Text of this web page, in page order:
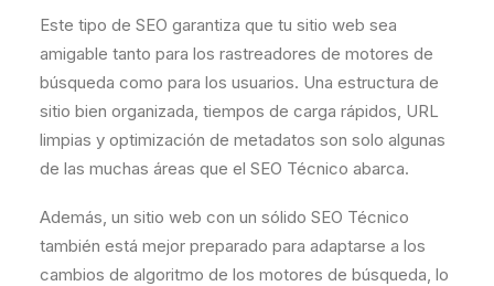
Este tipo de SEO garantiza que tu sitio web sea
amigable tanto para los rastreadores de motores de
búsqueda como para los usuarios. Una estructura de
sitio bien organizada, tiempos de carga rápidos, URL
limpias y optimización de metadatos son solo algunas
de las muchas áreas que el SEO Técnico abarca.
Además, un sitio web con un sólido SEO Técnico
también está mejor preparado para adaptarse a los
cambios de algoritmo de los motores de búsqueda, lo